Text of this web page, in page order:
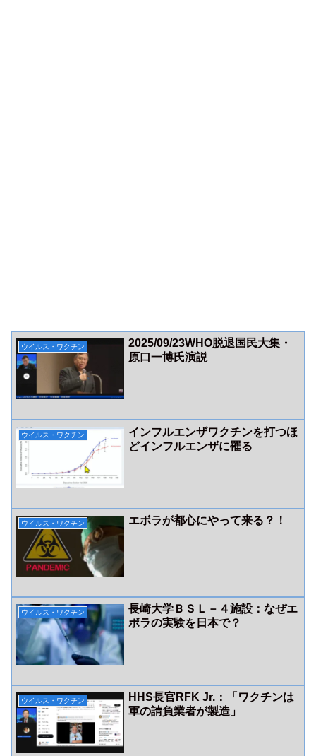
ウイルス・ワクチン
2025/09/23WHO脱退国民大集・
原口一博氏演説
ウイルス・ワクチン
インフルエンザワクチンを打つほ
どインフルエンザに罹る
ウイルス・ワクチン エボラが都心にやって来る？！
ウイルス・ワクチン
長崎大学ＢＳＬ－４施設：なぜエ
ボラの実験を日本で？
ウイルス・ワクチン
HHS長官RFK Jr.：「ワクチンは
軍の請負業者が製造」